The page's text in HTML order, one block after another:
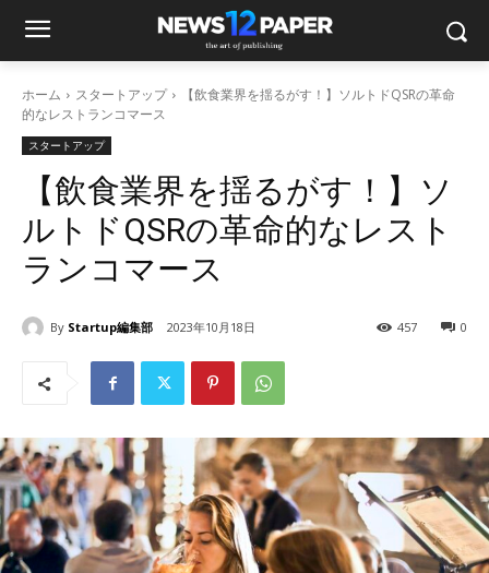
ホーム スタートアップ
【飲食業界を揺るがす！】ソルトドQSRの革命
的なレストランコマース
スタートアップ
【飲食業界を揺るがす！】ソ
ルトドQSRの革命的なレスト
ランコマース
By Startup編集部 2023年10月18日 0
457